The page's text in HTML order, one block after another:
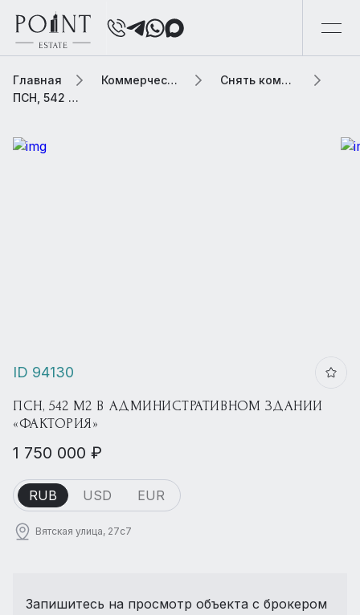
Главная Коммерческая элитная недвижимость
Снять коммерческую недвижимость
ПСН, 542 м2 В административном здании «Фактория»
ID 94130
ПСН, 542 М2 В АДМИНИСТРАТИВНОМ ЗДАНИИ
«ФАКТОРИЯ»
1 750 000 ₽
RUB USD EUR
Вятская улица, 27с7
Запишитесь на просмотр объекта с брокером